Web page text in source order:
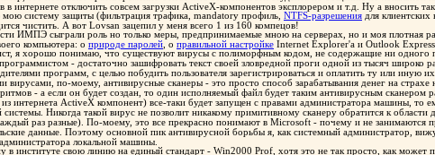
в интернете отключить совсем загрузки ActiveX-компонентов эксплорером и т.д. Ну а
мою систему защиты (фильтрация трафика, mandatory профиль, NTFS-разрешения для
чистить. А вот Lovsan зацепил у меня всего 1 из 160 компецов!
ИМПЭ сыграли роль но только меры, предпринимаемые мною на серверах, но и моя плотная
компьютера: о природе паролей , о правильной настройке Internet Explorer'a и Outlook
я хорошо понимаю, что существуют вирусы с полиморфным кодом, не содержащие ни
- достаточно зашифровать текст своей зловредной проги одной из тысяч
программ, с целью побудить пользователя зарегистрироваться и оплатить ту или
по-моему, антивирусные сканеры - это просто способ зарабатывания денег на
- а если он будет создан, то один исполняемый файл будет таким антивирусным
интернета ActiveX компонент) все-таки будет запущен с правами администратора машины, то
Никогда такой вирус не позволит никакому примитивному сканеру обратится к
раз разные). По-моему, это все прекрасно понимают в Microsoft - почему и не занимаются
данные. Поэтому основной пик антивирусной борьбы я, как системный
локальной машины.
в институте свою линию на единый стандарт - Win2000 Prof, хотя это не так просто, как может